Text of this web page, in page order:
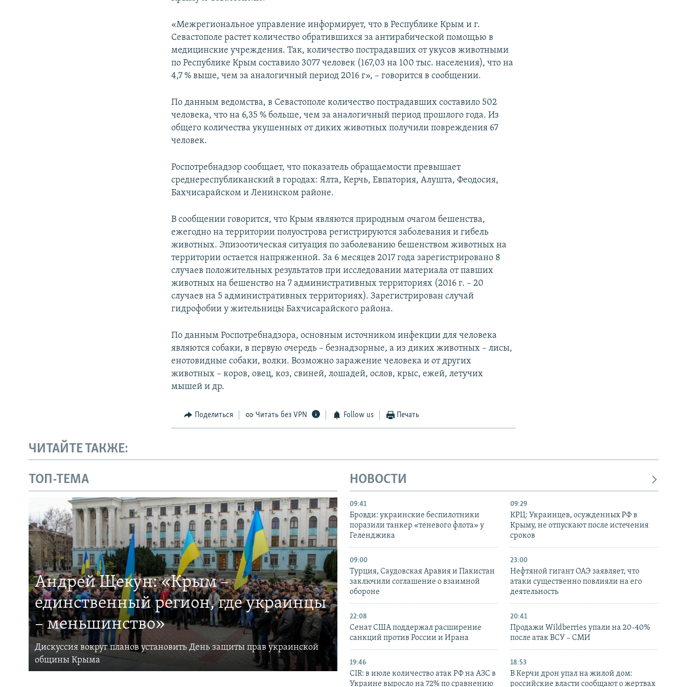
«Межрегиональное управление информирует, что в Республике Крым и г.
Севастополе растет количество обратившихся за антирабической помощью в
медицинские учреждения. Так, количество пострадавших от укусов животными
по Республике Крым составило 3077 человек (167,03 на 100 тыс. населения), что на
4,7 % выше, чем за аналогичный период 2016 г», – говорится в сообщении.
По данным ведомства, в Севастополе количество пострадавших составило 502
человека, что на 6,35 % больше, чем за аналогичный период прошлого года. Из
общего количества укушенных от диких животных получили повреждения 67
человек.
Роспотребнадзор сообщает, что показатель обращаемости превышает
среднереспубликанский в городах: Ялта, Керчь, Евпатория, Алушта, Феодосия,
Бахчисарайском и Ленинском районе.
В сообщении говорится, что Крым являются природным очагом бешенства,
ежегодно на территории полуострова регистрируются заболевания и гибель
животных. Эпизоотическая ситуация по заболеванию бешенством животных на
территории остается напряженной. За 6 месяцев 2017 года зарегистрировано 8
случаев положительных результатов при исследовании материала от павших
животных на бешенство на 7 административных территориях (2016 г. – 20
случаев на 5 административных территориях). Зарегистрирован случай
гидрофобии у жительницы Бахчисарайского района.
По данным Роспотребнадзора, основным источником инфекции для человека
являются собаки, в первую очередь – безнадзорные, а из диких животных – лисы,
енотовидные собаки, волки. Возможно заражение человека и от других
животных – коров, овец, коз, свиней, лошадей, ослов, крыс, ежей, летучих
мышей и др.
Поделиться Читать без VPN Follow us Печать
ЧИТАЙТЕ ТАКЖЕ:
ТОП-ТЕМА
Андрей Щекун: «Крым –
единственный регион, где украинцы
– меньшинство»
Дискуссия вокруг планов установить День защиты прав украинской
общины Крыма
НОВОСТИ
09:41
Бровди: украинские беспилотники
поразили танкер «теневого флота» у
Геленджика
09:29
КРЦ: Украинцев, осужденных РФ в
Крыму, не отпускают после истечения
сроков
09:00
Турция, Саудовская Аравия и Пакистан
заключили соглашение о взаимной
обороне
23:00
Нефтяной гигант ОАЭ заявляет, что
атаки существенно повлияли на его
деятельность
22:08
Сенат США поддержал расширение
санкций против России и Ирана
20:41
Продажи Wildberries упали на 20-40%
после атак ВСУ – СМИ
19:46
CIR: в июле количество атак РФ на АЗС в
Украине выросло на 72% по сравнению
18:53
В Керчи дрон упал на жилой дом:
российские власти сообщают о жертвах